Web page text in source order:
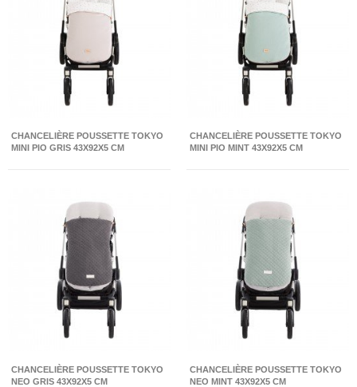
CHANCELIÈRE POUSSETTE TOKYO
MINI PIO GRIS 43X92X5 CM
CHANCELIÈRE POUSSETTE TOKYO
MINI PIO MINT 43X92X5 CM
CHANCELIÈRE POUSSETTE TOKYO
NEO GRIS 43X92X5 CM
CHANCELIÈRE POUSSETTE TOKYO
NEO MINT 43X92X5 CM